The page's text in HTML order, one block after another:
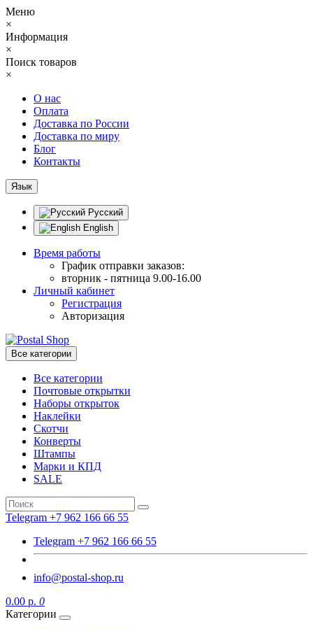
Меню
×
Информация
×
Поиск товаров
×
О нас
Оплата
Доставка по России
Доставка по миру
Блог
Контакты
Язык
Русский
English
Время работы
График отправки заказов:
вторник - пятница 9.00-16.00
Личный кабинет
Регистрация
Авторизация
Все категории
Все категории
Почтовые открытки
Наборы открыток
Наклейки
Скотчи
Конверты
Штампы
Марки и КПД
SALE
Telegram +7 962 166 66 55
Telegram +7 962 166 66 55
info@postal-shop.ru
0.00 р. 0
Категории